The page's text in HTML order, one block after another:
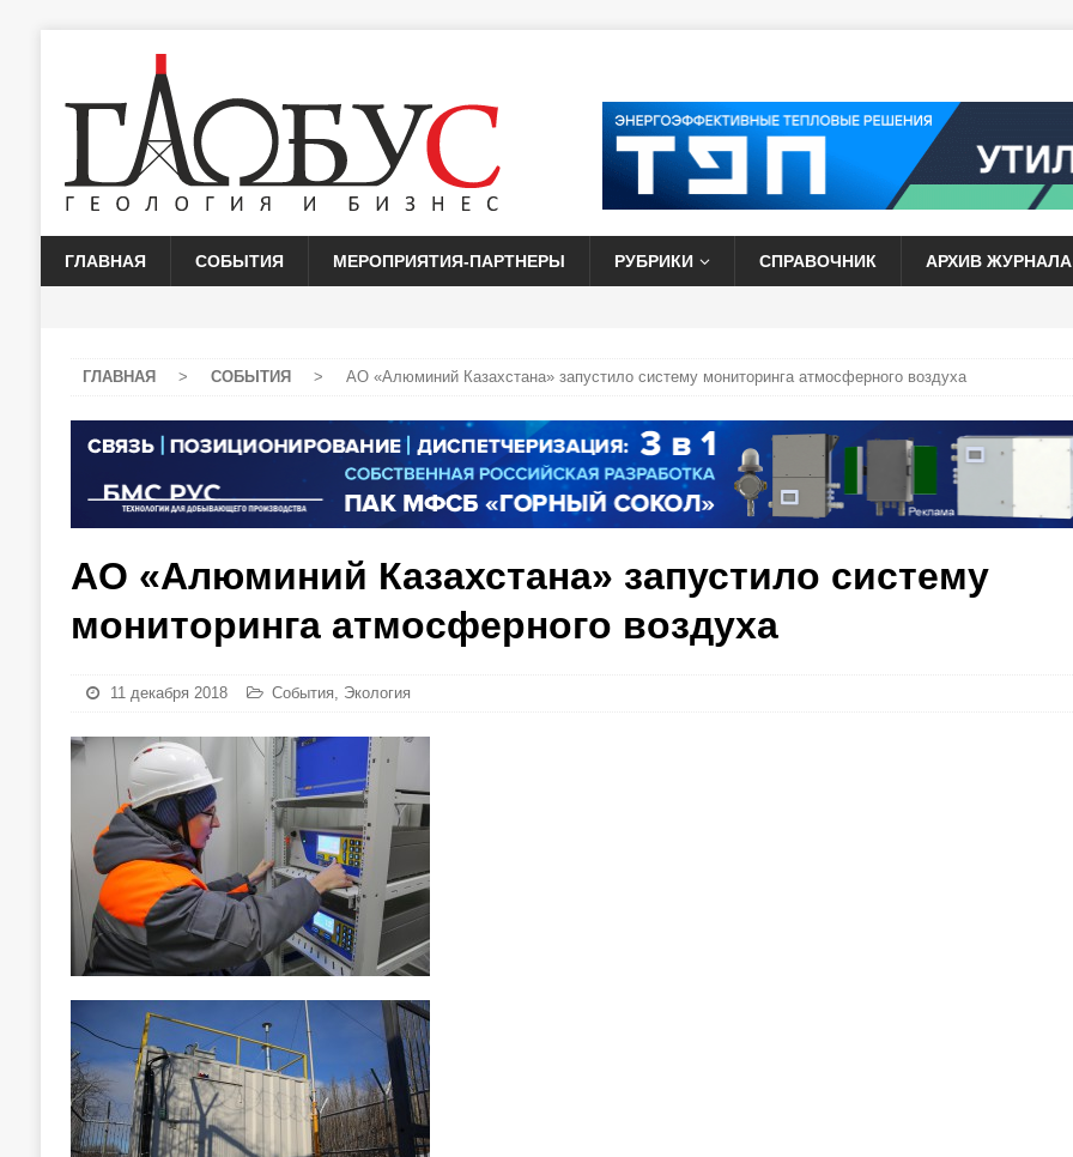
ГЛАВНАЯ СОБЫТИЯ МЕРОПРИЯТИЯ-ПАРТНЕРЫ РУБРИКИ СПРАВОЧНИК АРХИВ ЖУРНАЛА
ГЛАВНАЯ > СОБЫТИЯ > АО «Алюминий Казахстана» запустило систему мониторинга атмосферного воздуха
АО «Алюминий Казахстана» запустило систему
мониторинга атмосферного воздуха
11 декабря 2018 События, Экология